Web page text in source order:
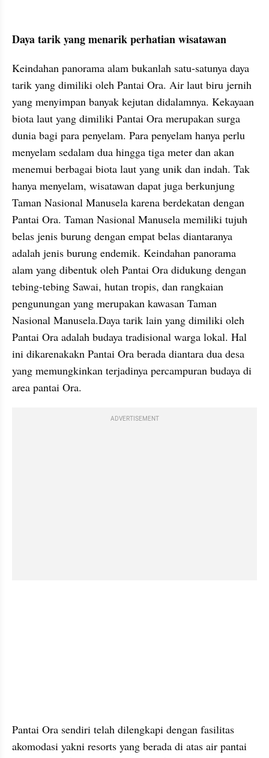
Daya tarik yang menarik perhatian wisatawan
Keindahan panorama alam bukanlah satu-satunya daya
tarik yang dimiliki oleh Pantai Ora. Air laut biru jernih
yang menyimpan banyak kejutan didalamnya. Kekayaan
biota laut yang dimiliki Pantai Ora merupakan surga
dunia bagi para penyelam. Para penyelam hanya perlu
menyelam sedalam dua hingga tiga meter dan akan
menemui berbagai biota laut yang unik dan indah. Tak
hanya menyelam, wisatawan dapat juga berkunjung
Taman Nasional Manusela karena berdekatan dengan
Pantai Ora. Taman Nasional Manusela memiliki tujuh
belas jenis burung dengan empat belas diantaranya
adalah jenis burung endemik. Keindahan panorama
alam yang dibentuk oleh Pantai Ora didukung dengan
tebing-tebing Sawai, hutan tropis, dan rangkaian
pengunungan yang merupakan kawasan Taman
Nasional Manusela.Daya tarik lain yang dimiliki oleh
Pantai Ora adalah budaya tradisional warga lokal. Hal
ini dikarenakakn Pantai Ora berada diantara dua desa
yang memungkinkan terjadinya percampuran budaya di
area pantai Ora.
ADVERTISEMENT
Pantai Ora sendiri telah dilengkapi dengan fasilitas
akomodasi yakni resorts yang berada di atas air pantai